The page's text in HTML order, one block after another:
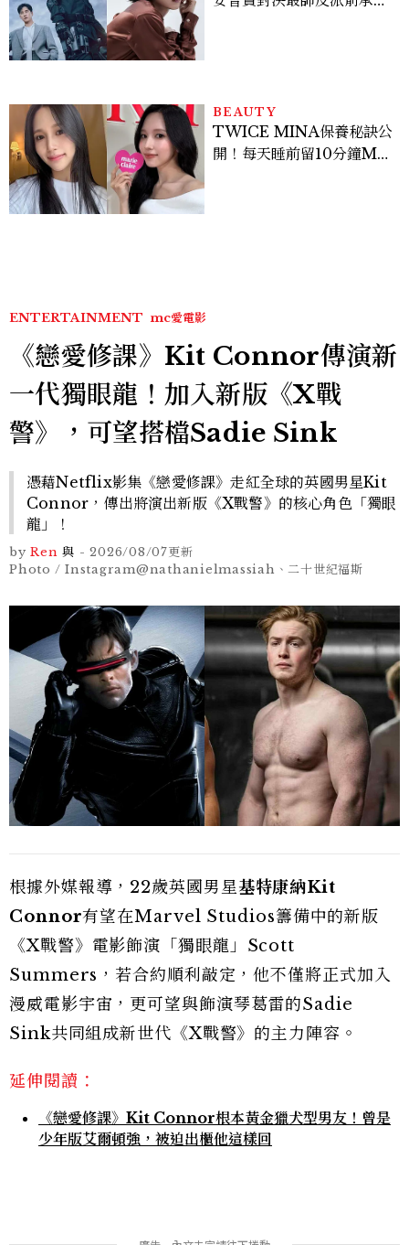
BEAUTY
TWICE MINA保養秘訣公
開！每天睡前留10分鐘ME
ENTERTAINMENT mc愛電影
《戀愛修課》Kit Connor傳演新
一代獨眼龍！加入新版《X戰
警》，可望搭檔Sadie Sink
憑藉Netflix影集《戀愛修課》走紅全球的英國男星Kit
Connor，傳出將演出新版《X戰警》的核心角色「獨眼
龍」！
by Ren與 -2026/08/07更新
Photo / Instagram@nathanielmassiah、二十世紀福斯
根據外媒報導，22歲英國男星基特康納Kit
Connor有望在Marvel Studios籌備中的新版
《X戰警》電影飾演「獨眼龍」Scott
Summers，若合約順利敲定，他不僅將正式加入
漫威電影宇宙，更可望與飾演琴葛雷的Sadie
Sink共同組成新世代《X戰警》的主力陣容。
延伸閱讀：
《戀愛修課》Kit Connor根本黃金獵犬型男友！曾是
少年版艾爾頓強，被迫出櫃他這樣回